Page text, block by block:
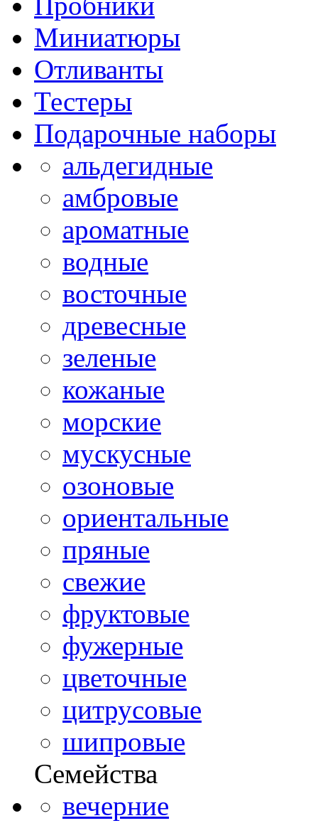
Миниатюры
Отливанты
Тестеры
Подарочные наборы
альдегидные
амбровые
ароматные
водные
восточные
древесные
зеленые
кожаные
морские
мускусные
озоновые
ориентальные
пряные
свежие
фруктовые
фужерные
цветочные
цитрусовые
шипровые
Семейства
вечерние